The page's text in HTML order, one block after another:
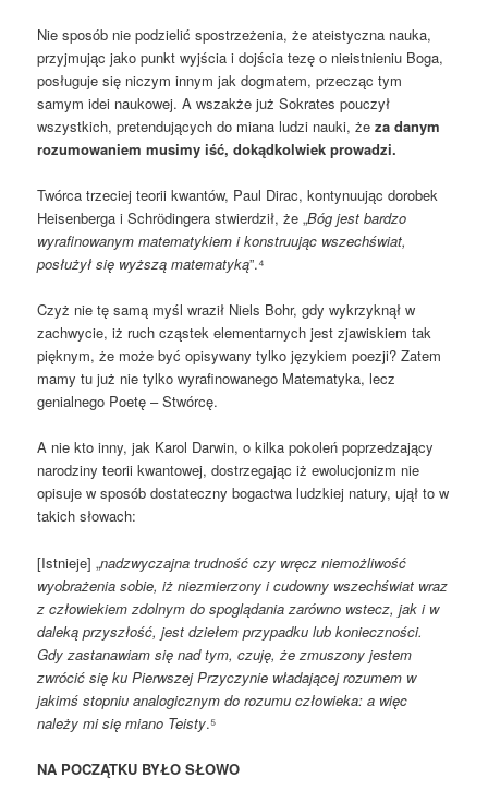
Nie sposób nie podzielić spostrzeżenia, że ateistyczna nauka,
przyjmując jako punkt wyjścia i dojścia tezę o nieistnieniu Boga,
posługuje się niczym innym jak dogmatem, przecząc tym
samym idei naukowej. A wszakże już Sokrates pouczył
wszystkich, pretendujących do miana ludzi nauki, żeza danym
rozumowaniem musimy iść, dokądkolwiek prowadzi.
Twórca trzeciej teorii kwantów, Paul Dirac, kontynuując dorobek
Heisenberga i Schrӧdingera stwierdził, że „Bóg jest bardzo
wyrafinowanym matematykiem i konstruując wszechświat,
posłużył się wyższą matematyką”.⁴
Czyż nie tę samą myśl wraził Niels Bohr, gdy wykrzyknął w
zachwycie, iż ruch cząstek elementarnych jest zjawiskiem tak
pięknym, że może być opisywany tylko językiem poezji? Zatem
mamy tu już nie tylko wyrafinowanego Matematyka, lecz
genialnego Poetę – Stwórcę.
A nie kto inny, jak Karol Darwin, o kilka pokoleń poprzedzający
narodziny teorii kwantowej, dostrzegając iż ewolucjonizm nie
opisuje w sposób dostateczny bogactwa ludzkiej natury, ujął to w
takich słowach:
[Istnieje] „nadzwyczajna trudność czy wręcz niemożliwość
wyobrażenia sobie, iż niezmierzony i cudowny wszechświat wraz
z człowiekiem zdolnym do spoglądania zarówno wstecz, jak i w
daleką przyszłość, jest dziełem przypadku lub konieczności.
Gdy zastanawiam się nad tym, czuję, że zmuszony jestem
zwrócić się ku Pierwszej Przyczynie władającej rozumem w
jakimś stopniu analogicznym do rozumu człowieka: a więc
należy mi się miano Teisty.⁵
NA POCZĄTKU BYŁO SŁOWO